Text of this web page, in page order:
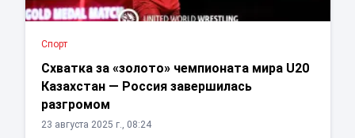
Спорт
Схватка за «золото» чемпионата мира U20
Казахстан — Россия завершилась
разгромом
23 августа 2025 г., 08:24